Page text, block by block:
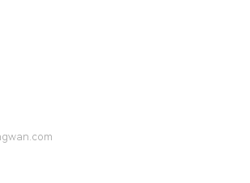
约XXX%。
修复时间缩短XXX%，客户对远程服务的满意度
的远程服务能力基础，为公司向服务型制造转型
前XX%），主修机电一体化系统设计、自动控